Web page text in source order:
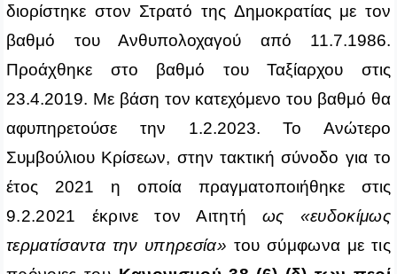
διορίστηκε στον Στρατό της Δημοκρατίας με τον
βαθμό του Ανθυπολοχαγού από 11.7.1986.
Προάχθηκε στο βαθμό του Ταξίαρχου στις
23.4.2019. Με βάση τον κατεχόμενο του βαθμό θα
αφυπηρετούσε την 1.2.2023. Το Ανώτερο
Συμβούλιου Κρίσεων, στην τακτική σύνοδο για το
έτος 2021 η οποία πραγματοποιήθηκε στις
9.2.2021 έκρινε τον Αιτητήως «ευδοκίμως
τερματίσαντα την υπηρεσία» του σύμφωνα με τις